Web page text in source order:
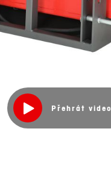
Přehrát video